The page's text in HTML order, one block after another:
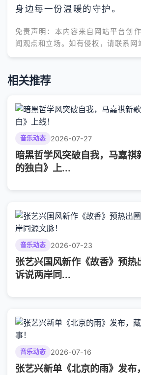
身边每一份温暖的守护。
免责声明：本内容来自网站平台创
闻观点和立场。如有侵权，请联系网
相关推荐
音乐动态 2026-07-27
暗黑哲学风突破自我，马嘉祺
的独白》上...
音乐动态 2026-07-23
张艺兴国风新作《故香》预热
诉说两岸同...
音乐动态 2026-07-16
张艺兴新单《北京的雨》发布